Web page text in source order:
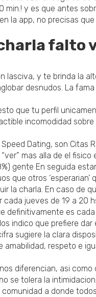
min.! y es que antes
la app, no precisas
falto
lasciva, y te brinda la
desnudos. La
que tu perfil
incomodidad
Dating, son Citas
mas alla de el
gente En seguida
que otros ‘esperarian’
la charla. En caso de
jueves de 19 a 20
definitivamente es
indico que prefiere dar
sugiere la clara
respeto e
diferencian, asi­ como
se tolera la
a donde